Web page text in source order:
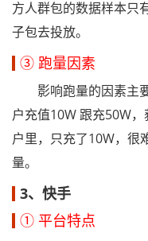
方人群包的数据样本只
子包去投放。
③ 跑量因素
影响跑量的因素主要
户充值10W 跟充50W
户里，只充了10W，很
量。
3、快手
① 平台特点